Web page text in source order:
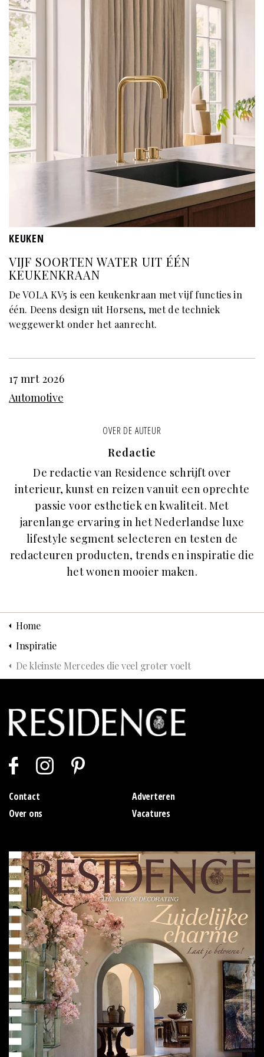
KEUKEN
VIJF SOORTEN WATER UIT ÉÉN
KEUKENKRAAN
De VOLA KV5 is een keukenkraan met vijf functies in
één. Deens design uit Horsens, met de techniek
weggewerkt onder het aanrecht.
17 mrt 2026
Automotive
OVER DE AUTEUR
Redactie
De redactie van Residence schrijft over
interieur, kunst en reizen vanuit een oprechte
passie voor esthetiek en kwaliteit. Met
jarenlange ervaring in het Nederlandse luxe
lifestyle segment selecteren en testen de
redacteuren producten, trends en inspiratie die
het wonen mooier maken.
Home
Inspiratie
De kleinste Mercedes die veel groter voelt
Contact
Adverteren
Over ons
Vacatures